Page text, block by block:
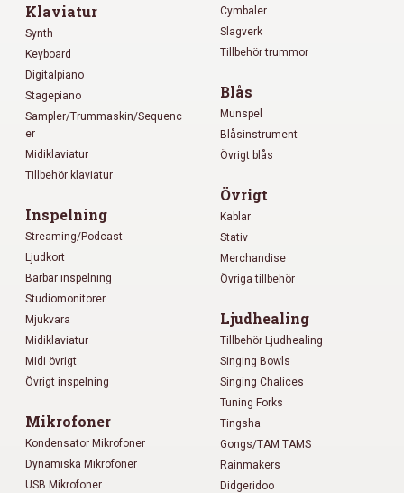
Klaviatur
Synth
Keyboard
Digitalpiano
Stagepiano
Sampler/Trummaskin/Sequenc
er
Midiklaviatur
Tillbehör klaviatur
Inspelning
Streaming/Podcast
Ljudkort
Bärbar inspelning
Studiomonitorer
Mjukvara
Midiklaviatur
Midi övrigt
Övrigt inspelning
Mikrofoner
Kondensator Mikrofoner
Dynamiska Mikrofoner
USB Mikrofoner
Cymbaler
Slagverk
Tillbehör trummor
Blås
Munspel
Blåsinstrument
Övrigt blås
Övrigt
Kablar
Stativ
Merchandise
Övriga tillbehör
Ljudhealing
Tillbehör Ljudhealing
Singing Bowls
Singing Chalices
Tuning Forks
Tingsha
Gongs/TAM TAMS
Rainmakers
Didgeridoo